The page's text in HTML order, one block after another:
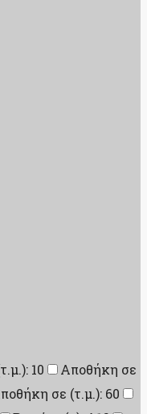
10
Αποθήκη σε
σε (τ.μ.): 60